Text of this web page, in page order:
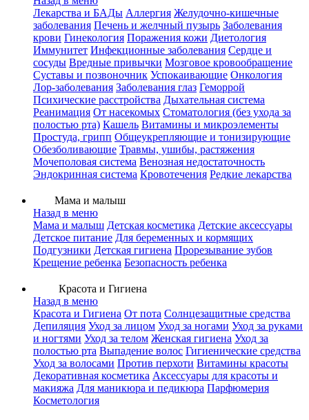
Лекарства и БАДы Аллергия Желудочно-кишечные
заболевания Печень и желчный пузырь Заболевания
крови Гинекология Поражения кожи Диетология
Иммунитет Инфекционные заболевания Сердце и
сосуды Вредные привычки Мозговое кровообращение
Суставы и позвоночник Успокаивающие Онкология
Лор-заболевания Заболевания глаз Геморрой
Психические расстройства Дыхательная система
Реанимация От насекомых Стоматология (без ухода за
полостью рта) Кашель Витамины и микроэлементы
Простуда, грипп Общеукрепляющие и тонизирующие
Обезболивающие Травмы, ушибы, растяжения
Мочеполовая система Венозная недостаточность
Эндокринная система Кровотечения Редкие лекарства
Мама и малыш
Назад в меню
Мама и малыш Детская косметика Детские аксессуары
Детское питание Для беременных и кормящих
Подгузники Детская гигиена Прорезывание зубов
Крещение ребенка Безопасность ребенка
Красота и Гигиена
Назад в меню
Красота и Гигиена От пота Солнцезащитные средства
Депиляция Уход за лицом Уход за ногами Уход за руками
и ногтями Уход за телом Женская гигиена Уход за
полостью рта Выпадение волос Гигиенические средства
Уход за волосами Против перхоти Витамины красоты
Декоративная косметика Аксессуары для красоты и
макияжа Для маникюра и педикюра Парфюмерия
Косметология